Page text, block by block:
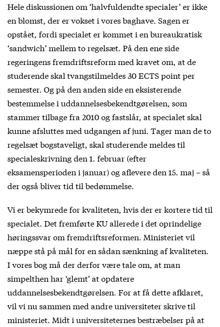
Hele diskussionen om ‘halvfuldendte specialer’ er ikke
en blomst, der er vokset i vores baghave. Sagen er
opstået, fordi specialet er kommet i en bureaukratisk
‘sandwich’ mellem to regelsæt. På den ene side
regeringens fremdriftsreform med kravet om, at de
studerende skal tvangstilmeldes 30 ECTS point per
semester. Og på den anden side en eksisterende
bestemmelse i uddannelsesbekendtgørelsen, som
stammer tilbage fra 2010 og fastslår, at specialet skal
kunne afsluttes med udgangen af juni. Tager man de to
regelsæt bogstaveligt, skal studerende meldes til
specialeskrivning den 1. februar (efter
eksamensperioden i januar) og aflevere den 15. maj – så
der også bliver tid til bedømmelse.
Vi er bekymrede for kvaliteten, hvis der er kortere tid til
specialet. Det fremførte KU allerede i det oprindelige
høringssvar om fremdriftsreformen. Ministeriet vil
næppe stå på mål for en sådan sænkning af kvaliteten.
I vores bog må der derfor være tale om, at man
simpelthen har ‘glemt’ at opdatere
uddannelsesbekendtgørelsen. For at få dette afklaret,
vil vi nu sammen med andre universiteter skrive til
ministeriet. Midt i universiteternes bestræbelser på at